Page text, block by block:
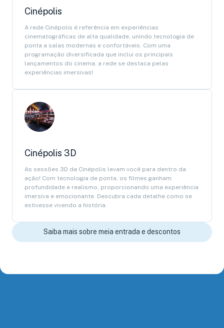
Cinépolis
A rede Cinépolis é referência em experiências
cinematográficas de alta qualidade, unindo tecnologia de
ponta a salas modernas e confortáveis. Com uma
programação diversificada que inclui os principais
lançamentos do cinema, a rede se destaca pelas
experiências imersivas!
Cinépolis 3D
As sessões 3D da Cinépolis levam você para dentro da
ação! Com tecnologia de ponta, os filmes ganham
profundidade e realismo, proporcionando uma experiência
imersiva e emocionante. Descubra cada detalhe como se
estivesse vivendo a história.
Saiba mais sobre meia entrada e descontos